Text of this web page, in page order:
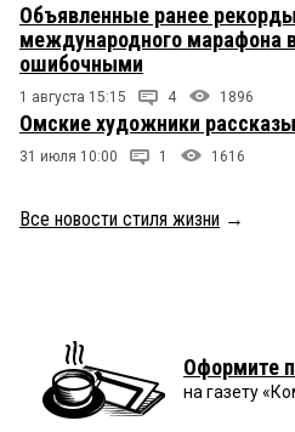
Объявленные ранее
международного марафона
ошибочными
1 августа 15:15 4 1896
Омские художники
31 июля 10:00 1 1616
Все новости стиля жизни →
Оформите
на газету